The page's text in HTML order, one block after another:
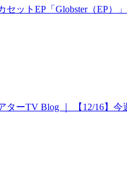
ットEP「Globster（EP）
ターTV Blog ｜ 【12/16】今